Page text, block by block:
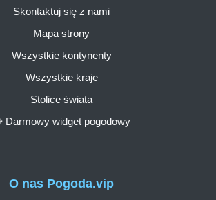
O nas Pogoda.vip
Skontaktuj się z nami
Mapa strony
Wszystkie kontynenty
Wszystkie kraje
Stolice świata
Darmowy widget pogodowy